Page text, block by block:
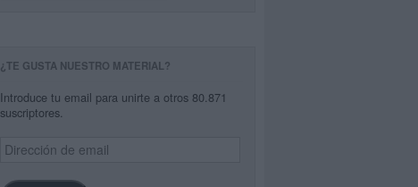
¿TE GUSTA NUESTRO MATERIAL?
Introduce tu email para unirte a otros 80.871
suscriptores.
Dirección
de